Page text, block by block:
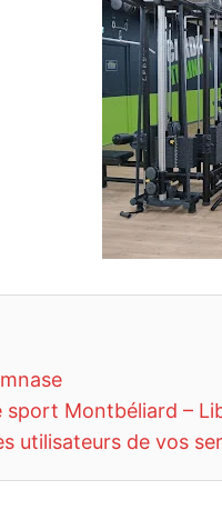
sport Montbéliard –
utilisateurs de vos